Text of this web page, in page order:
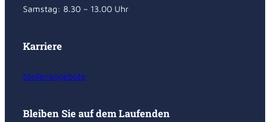
Samstag: 8.30 – 13.00 Uhr
Karriere
Stellenangebote
Bleiben Sie auf dem Laufenden